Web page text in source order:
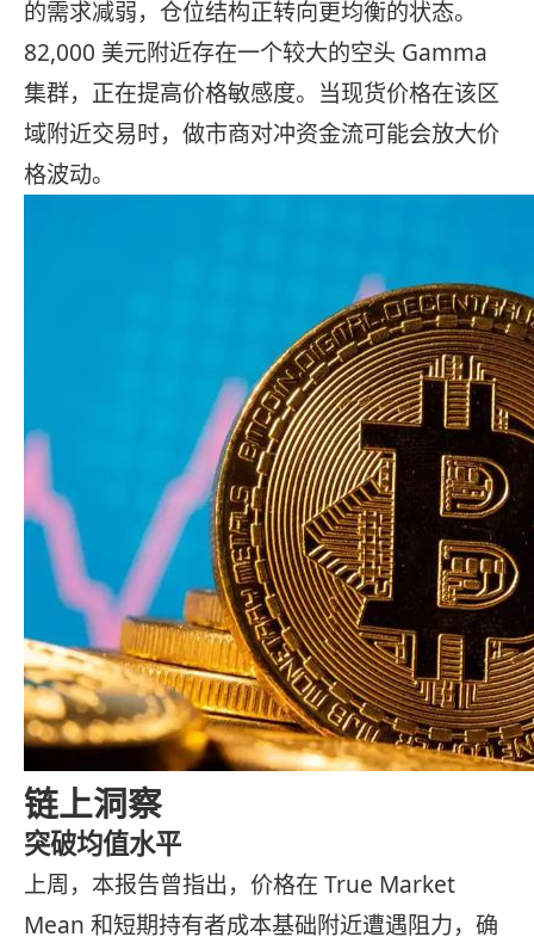
的需求减弱，仓位结构正转向更均衡的状态。
82,000 美元附近存在一个较大的空头 Gamma
集群，正在提高价格敏感度。当现货价格在该区
域附近交易时，做市商对冲资金流可能会放大价
格波动。
链上洞察
突破均值水平
上周，本报告曾指出，价格在 True Market
Mean 和短期持有者成本基础附近遭遇阻力，确